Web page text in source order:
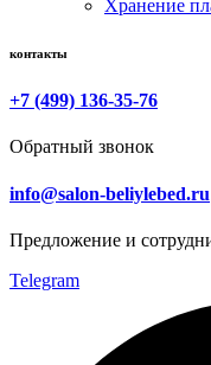
Хранение
контакты
+7 (499) 136-35-76
Обратный звонок
info@salon-beliylebed.ru
Предложение и
Telegram